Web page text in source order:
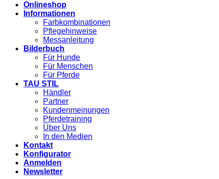
Onlineshop
Informationen
Farbkombinationen
Pflegehinweise
Messanleitung
Bilderbuch
Für Hunde
Für Menschen
Für Pferde
TAU STIL
Händler
Partner
Kundenmeinungen
Pferdetraining
Über Uns
In den Medien
Kontakt
Konfigurator
Anmelden
Newsletter